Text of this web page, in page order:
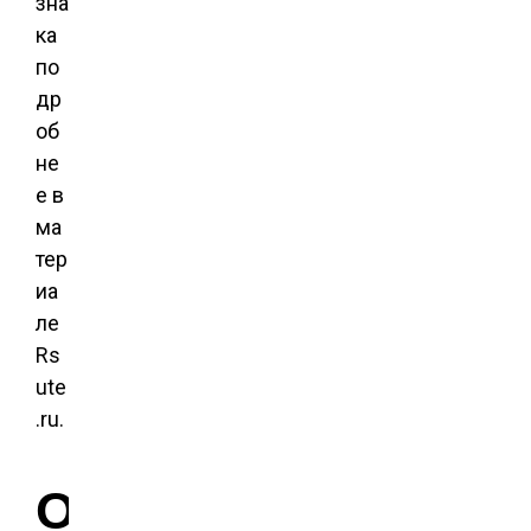
ка
по
др
об
не
е в
ма
тер
иа
ле
Rs
ute
.ru.
О